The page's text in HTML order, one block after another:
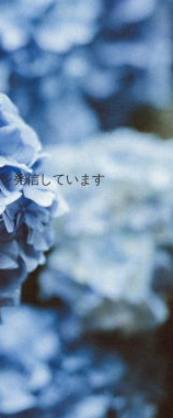
発信しています